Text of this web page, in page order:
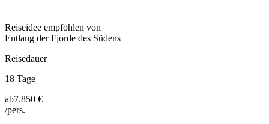
Reiseidee empfohlen von
Entlang der Fjorde des Südens
Reisedauer
18 Tage
ab7.850 €
/pers.